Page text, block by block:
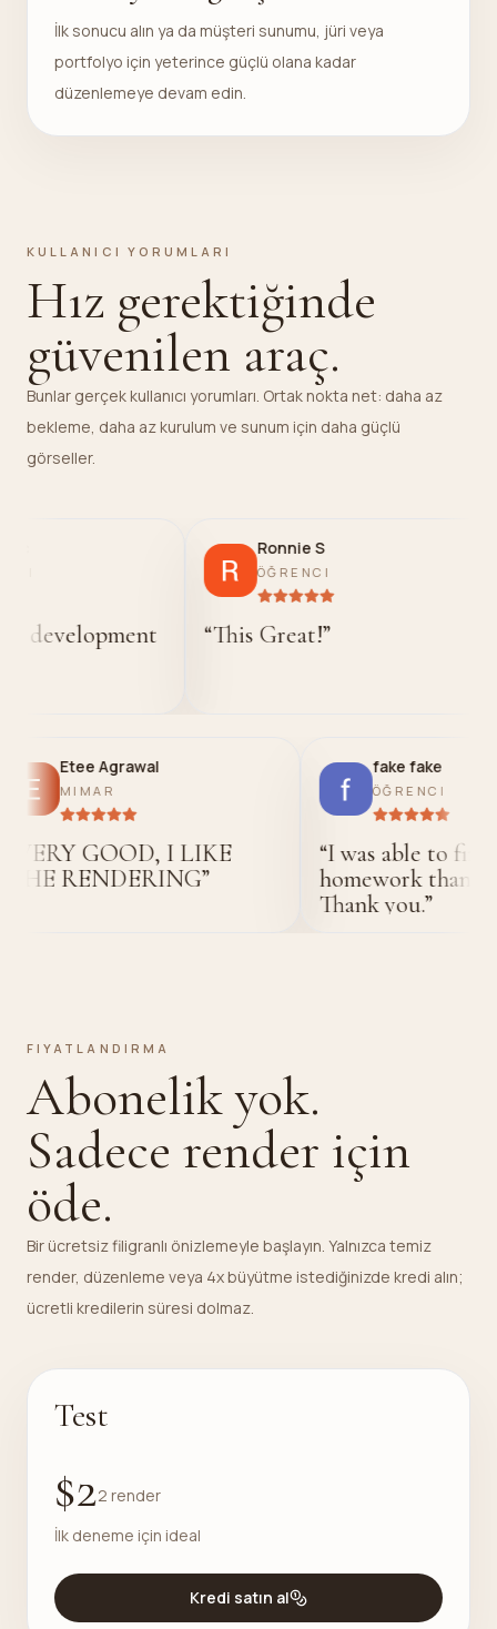
İlk sonucu alın ya da müşteri sunumu, jüri veya
portfolyo için yeterince güçlü olana kadar
düzenlemeye devam edin.
KULLANICI YORUMLARI
Hız gerektiğinde
güvenilen araç.
Bunlar gerçek kullanıcı yorumları. Ortak nokta net: daha az
bekleme, daha az kurulum ve sunum için daha güçlü
görseller.
“This Great! ”
“VERY GOOD, I LIKE
THE RENDERING
”
“I was
Thank
FIYATLANDIRMA
Abonelik yok.
Sadece render için
öde.
Bir ücretsiz filigranlı önizlemeyle başlayın. Yalnızca temiz
render, düzenleme veya 4x büyütme istediğinizde kredi alın;
ücretli kredilerin süresi dolmaz.
Test
$22 render
İlk deneme için ideal
Kredi satın al